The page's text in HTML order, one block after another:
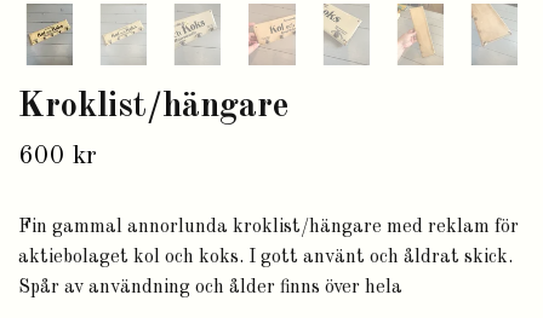
Kroklist/hängare
600 kr
Fin gammal annorlunda kroklist/hängare med reklam för
aktiebolaget kol och koks. I gott använt och åldrat skick.
Spår av användning och ålder finns över hela